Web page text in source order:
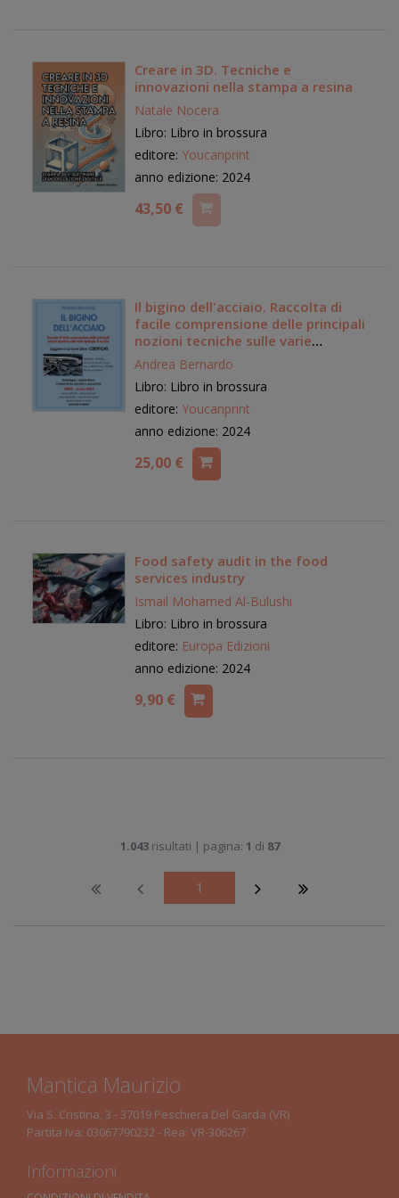
Creare in 3D. Tecniche e
innovazioni nella stampa a resina
Natale Nocera
Libro: Libro in brossura
editore: Youcanprint
anno edizione: 2024
43,50 €
Il bigino dell'acciaio. Raccolta di
facile comprensione delle principali
nozioni tecniche sulle varie
tipologie di acciaio
Andrea Bernardo
Libro: Libro in brossura
editore: Youcanprint
anno edizione: 2024
25,00 €
Food safety audit in the food
services industry
Ismail Mohamed Al-Bulushi
Libro: Libro in brossura
editore: Europa Edizioni
anno edizione: 2024
9,90 €
1.043risultati | pagina: 1 di 87
1
Mantica Maurizio
Via S. Cristina, 3 - 37019 Peschiera Del Garda (VR)
Partita Iva: 03067790232 - Rea: VR-306267
Informazioni